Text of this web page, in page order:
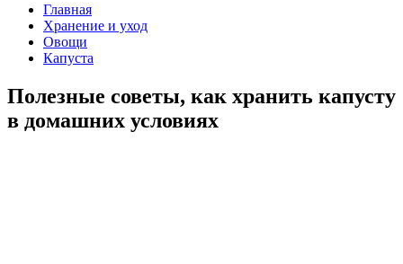
Главная
Хранение и уход
Овощи
Капуста
Полезные советы, как хранить капусту
в домашних условиях